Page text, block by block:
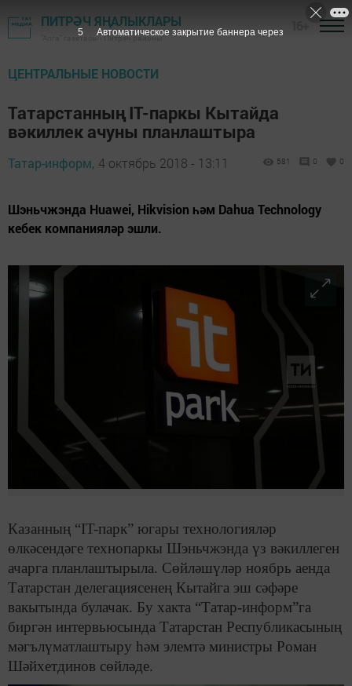
ПИТРӘЧ ЯҢАЛЫКЛАРЫ
"Алга" газетасы - Питрәч районы
ЦЕНТРАЛЬНЫЕ НОВОСТИ
Татарстанның IT-паркы Кытайда
вәкиллек ачуны планлаштыра
Татар-информ, 4 октябрь 2018 - 13:11 581 0 0
Шэньчжэнда Huawei, Hikvision һәм Dahua Technology
кебек компанияләр эшли.
Казанның “IT-парк” югары технологияләр
өлкәсендәге технопаркы Шэньчжэнда үз вәкиллеген
ачарга планлаштырыла. Сөйләшүләр ноябрь аенда
Татарстан делегациясенең Кытайга эш сәфәре
вакытында булачак. Бу хакта “Татар-информ”га
биргән интервьюсында Татарстан Республикасының
мәгълүматлаштыру һәм элемтә министры Роман
Шәйхетдинов сөйләде.
4 Автоматическое закрытие баннера через